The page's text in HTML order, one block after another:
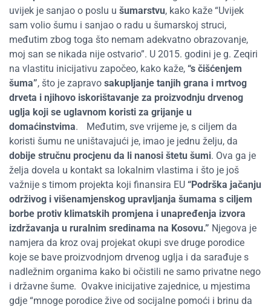
uvijek je sanjao o poslu u šumarstvu, kako kaže “Uvijek
sam volio šumu i sanjao o radu u šumarskoj struci,
međutim zbog toga što nemam adekvatno obrazovanje,
moj san se nikada nije ostvario”. U 2015. godini je g. Zeqiri
na vlastitu inicijativu započeo, kako kaže, “s čišćenjem
šuma”, što je zapravo sakupljanje tanjih grana i mrtvog
drveta i njihovo iskorištavanje za proizvodnju drvenog
uglja koji se uglavnom koristi za grijanje u
domaćinstvima.
Međutim, sve vrijeme je, s ciljem da
koristi šumu ne uništavajući je, imao je jednu želju, da
dobije stručnu procjenu da li nanosi štetu šumi. Ova ga je
želja dovela u kontakt sa lokalnim vlastima i što je još
važnije s timom projekta koji finansira EU “Podrška jačanju
održivog i višenamjenskog upravljanja šumama s ciljem
borbe protiv klimatskih promjena i unapređenja izvora
izdržavanja u ruralnim sredinama na Kosovu.” Njegova je
namjera da kroz ovaj projekat okupi sve druge porodice
koje se bave proizvodnjom drvenog uglja i da sarađuje s
nadležnim organima kako bi očistili ne samo privatne nego
i državne šume. Ovakve inicijative zajednice, u mjestima
gdje “mnoge porodice žive od socijalne pomoći i brinu da